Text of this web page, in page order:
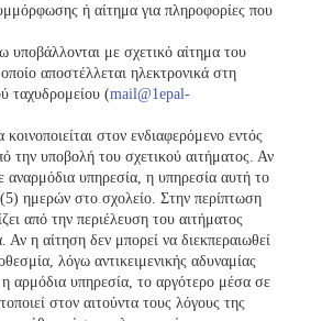
ή αίτημα για πληροφορίες που
υποβάλλονται με σχετικό αίτημα του
αποστέλλεται ηλεκτρονικά στη
ταχυδρομείου (mail@1epal-
στον ενδιαφερόμενο εντός
την υποβολή του σχετικού αιτήματος. Αν
αναρμόδια υπηρεσία, η υπηρεσία αυτή το
(5) ημερών στο σχολείο. Στην περίπτωση
από την περιέλευση του αιτήματος
Αν η αίτηση δεν μπορεί να διεκπεραιωθεί
λόγω αντικειμενικής αδυναμίας
η αρμόδια υπηρεσία, το αργότερο μέσα σε
στον αιτούντα τους λόγους της